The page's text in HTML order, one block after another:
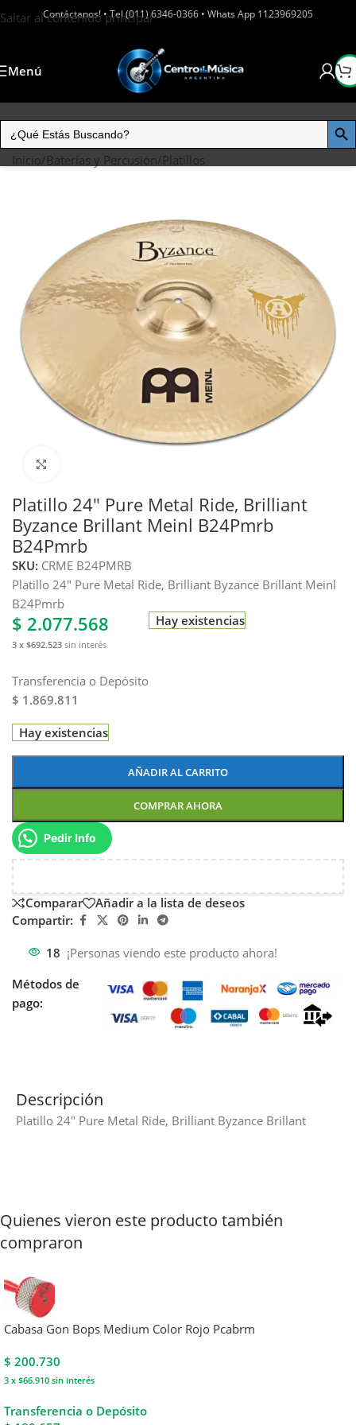
Saltar al contenido principal
Contáctanos! • Tel (011) 6346-0366 • Whats App 1123969205
Menú
Inicio/Baterías y Percusión/Platillos
Platillo 24″ Pure Metal Ride, Brilliant
Byzance Brillant Meinl B24Pmrb
B24Pmrb
SKU: CRME B24PMRB
Platillo 24″ Pure Metal Ride, Brilliant Byzance Brillant Meinl
B24Pmrb
$ 2.077.568
3 x $692.523 sin interés
Transferencia o Depósito
$ 1.869.811
Hay existencias
Hay existencias
AÑADIR AL CARRITO
COMPRAR AHORA
Pedir Info
Comparar
Añadir a la lista de deseos
Compartir:
18 ¡Personas viendo este producto ahora!
Métodos de
pago:
Descripción
Platillo 24″ Pure Metal Ride, Brilliant Byzance Brillant
Quienes vieron este producto también
compraron
Cabasa Gon Bops Medium Color Rojo Pcabrm
$ 200.730
3 x $66.910 sin interés
Transferencia o Depósito